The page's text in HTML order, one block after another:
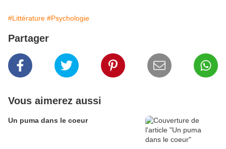
#Littérature #Psychologie
Partager
Vous aimerez aussi
Un puma dans le coeur